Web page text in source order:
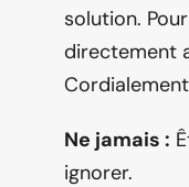
solution.
directement
Ne jamais :
ignorer.